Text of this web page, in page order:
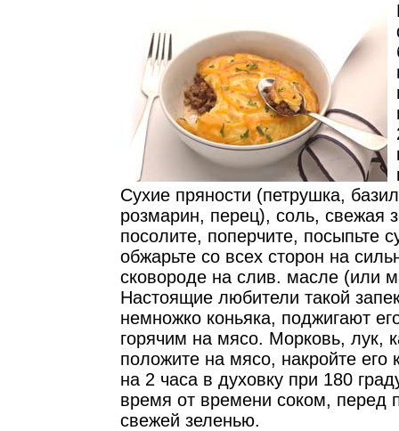
Сухие пряности (петрушка,
розмарин, перец), соль, свежая
посолите, поперчите, посыпьте
обжарьте со всех сторон на
сковороде на слив. масле (или
Настоящие любители такой
немножко коньяка, поджигают
горячим на мясо. Морковь, лук,
положите на мясо, накройте его
на 2 часа в духовку при 180
время от времени соком, перед
свежей зеленью.